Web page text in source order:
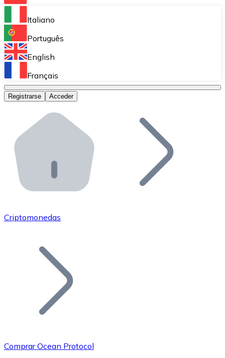
Bitnovo Ramp
Integra nuestra solución en tu plataforma.
Bitnovo Giftcards
Bitnovo OTC
Bitnovo ATM
Integra un ATM Bitnovo en tu negocio y permite que
Bitnovo API
Integra nuestra API en tu ecosistema.
Únete a nuestra red de distribuidores.
Añade tu proyecto a nuestro ecosistema.
Italiano
Português
English
Français
Registrarse Acceder
Criptomonedas
Comprar Ocean Protocol